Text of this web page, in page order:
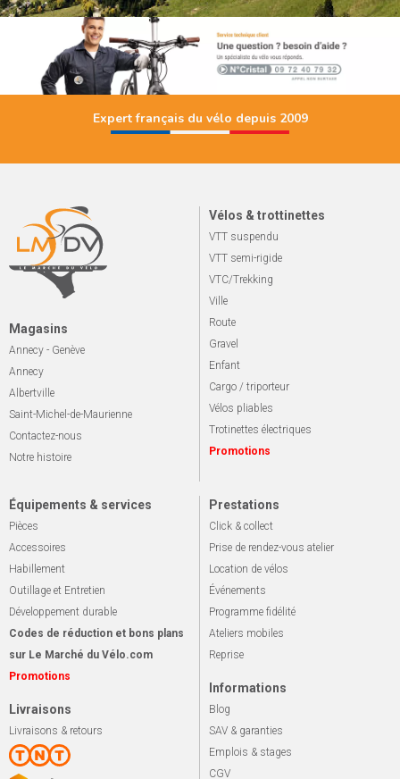
Expert français du vélo depuis 2009
Magasins
Annecy - Genève
Annecy
Albertville
Saint-Michel-de-Maurienne
Contactez-nous
Notre histoire
Vélos & trottinettes
VTT suspendu
VTT semi-rigide
VTC/Trekking
Ville
Route
Gravel
Enfant
Cargo / triporteur
Vélos pliables
Trotinettes électriques
Promotions
Équipements & services
Pièces
Accessoires
Habillement
Outillage et Entretien
Développement durable
Codes de réduction et bons plans
sur Le Marché du Vélo.com
Promotions
Livraisons
Livraisons & retours
Prestations
Click & collect
Prise de rendez-vous atelier
Location de vélos
Événements
Programme fidélité
Ateliers mobiles
Reprise
Informations
Blog
SAV & garanties
Emplois & stages
CGV